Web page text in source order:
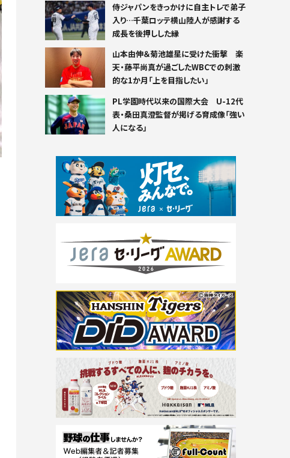
侍ジャパンをきっかけに自主トレで弟子
入り…千葉ロッテ横山陸人が感謝する
成長を後押しした縁
山本由伸＆菊池雄星に受けた衝撃 楽
天・藤平尚真が過ごしたWBCでの刺激
的な1か月「上を目指したい」
PL学園時代以来の国際大会 U-12代
表・桑田真澄監督が掲げる育成像「強い
人になる」